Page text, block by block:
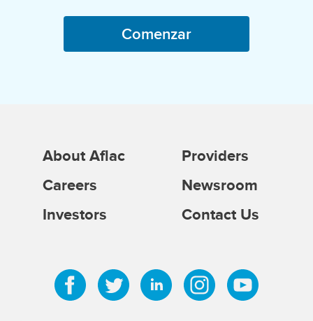
Comenzar
About Aflac
Careers
Investors
Providers
Newsroom
Contact Us